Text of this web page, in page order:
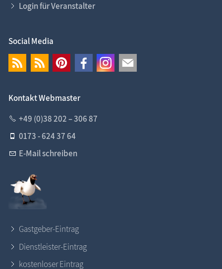
Login für Veranstalter
Social Media
Kontakt Webmaster
+49 (0)38 202 – 306 87
0173 - 624 37 64
E-Mail schreiben
Gastgeber-Eintrag
Dienstleister-Eintrag
kostenloser Eintrag